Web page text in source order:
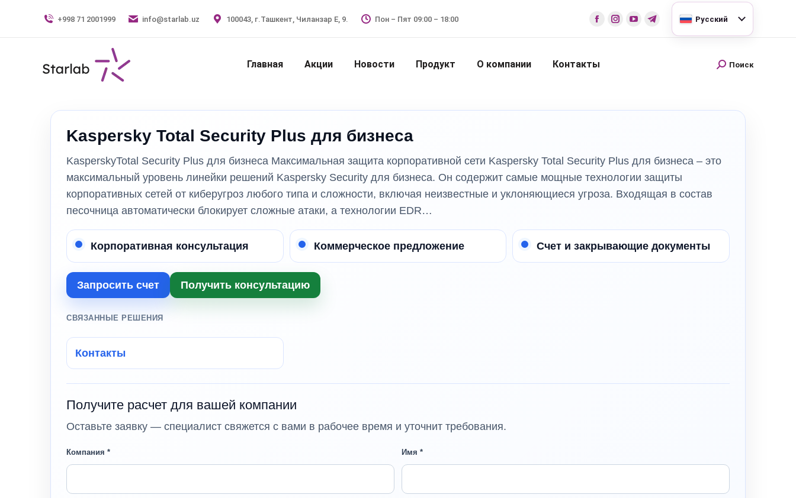
+998 71 2001999 info@starlab.uz 100043, г.Ташкент, Чиланзар Е, 9. Пон – Пят 09:00 – 18:00 Русский
Главная Акции Новости Продукт О компании Контакты Поиск
Kaspersky Total Security Plus для бизнеса
KasperskyTotal Security Plus для бизнеса Максимальная защита корпоративной сети Kaspersky Total Security Plus для бизнеса – это
максимальный уровень линейки решений Kaspersky Security для бизнеса. Он содержит самые мощные технологии защиты
корпоративных сетей от киберугроз любого типа и сложности, включая неизвестные и уклоняющиеся угроза. Входящая в состав
песочница автоматически блокирует сложные атаки, а технологии EDR…
Корпоративная консультация Коммерческое предложение Счет и закрывающие документы
Запросить счет Получить консультацию
СВЯЗАННЫЕ РЕШЕНИЯ
Контакты
Получите расчет для вашей компании
Оставьте заявку — специалист свяжется с вами в рабочее время и уточнит требования.
Компания * Имя *